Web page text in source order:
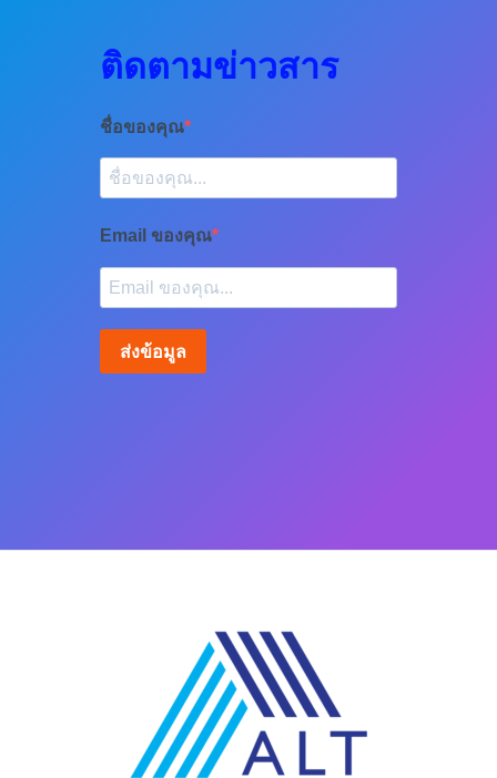
ติดตามข่าวสาร
ชื่อของคุณ
Email ของคุณ
ส่งข้อมูล